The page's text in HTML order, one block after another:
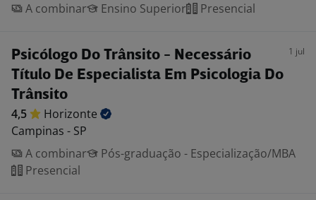
A combinar
Ensino Superior Presencial
Psicólogo Do Trânsito - Necessário
Título De Especialista Em Psicologia Do
Trânsito
1 jul
4,5
Horizonte
Campinas - SP
A combinar
Pós-graduação - Especialização/MBA
Presencial